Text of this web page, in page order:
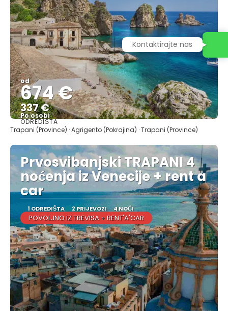
od
674 €
337 €
Po osobi
Vidjeti
ODREDIŠTA
Trapani (Province) · Agrigento (Pokrajina) · Trapani (Province)
Prvosvibanjski TRAPANI 4
noćenja iz Venecije + rent a
car
1 ODREDIŠTA 2 PRIJEVOZI 4 NOĆI
POVOLJNO IZ TREVISA + RENT'A'CAR
Kontaktirajte nas